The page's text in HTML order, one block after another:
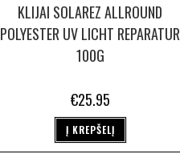
KLIJAI SOLAREZ ALLROUND
POLYESTER UV LICHT REPARATUR
100G
€25.95
Į KREPŠELĮ